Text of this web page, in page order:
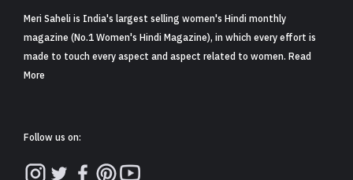
Meri Saheli is India's largest selling women's Hindi monthly
magazine (No.1 Women's Hindi Magazine), in which every effort is
made to touch every aspect and aspect related to women. Read
More
Follow us on: